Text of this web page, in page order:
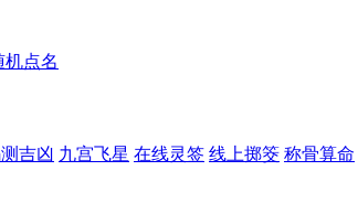
机点名
吉凶 九宫飞星 在线灵签 线上掷筊 称骨算命